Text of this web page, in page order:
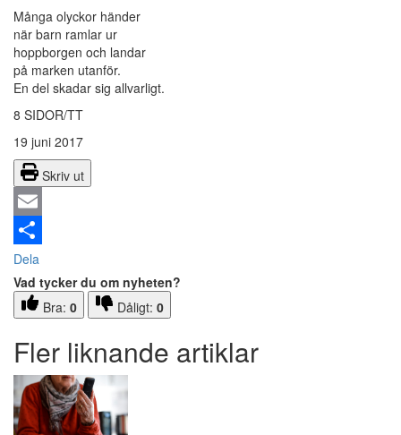
Många olyckor händer
när barn ramlar ur
hoppborgen och landar
på marken utanför.
En del skadar sig allvarligt.
8 SIDOR/TT
19 juni 2017
Skriv ut
Email
Dela
Vad tycker du om nyheten?
Bra: 0 Dåligt: 0
Fler liknande artiklar